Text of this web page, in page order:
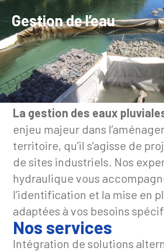
Gestion de l’eau
La gestion des eaux
enjeu majeur dans
territoire, qu’il s’agisse de
de sites industriels. Nos
hydraulique vous
l’identification et la mise en
adaptées à vos besoins
Nos services
Intégration de solutions